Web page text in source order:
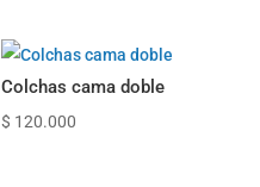
Colchas cama doble
$ 120.000